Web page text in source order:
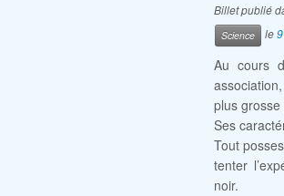
Billet publié
Science
le
Au cours
plus
Ses
Tout
tenter
noir.